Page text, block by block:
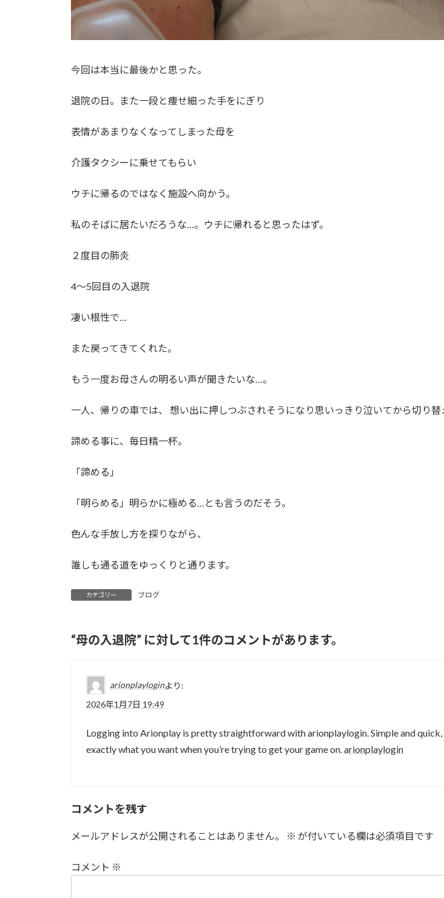
今回は本当に最後かと思った。
退院の日。また一段と痩せ細った手をにぎり
表情があまりなくなってしまった母を
介護タクシーに乗せてもらい
ウチに帰るのではなく施設へ向かう。
私のそばに居たいだろうな…。ウチに帰れると思ったはず。
２度目の肺炎
4〜5回目の入退院
凄い根性で…
また戻ってきてくれた。
もう一度お母さんの明るい声が聞きたいな…。
一人、帰りの車では、 想い出に押しつぶされそうになり思いっきり泣いてから切り替
諦める事に、毎日精一杯。
「諦める」
「明らめる」明らかに極める…とも言うのだそう。
色んな手放し方を探りながら、
誰しも通る道をゆっくりと通ります。
カテゴリー ブログ
“母の入退院” に対して1件のコメントがあります。
arionplayloginより:
2026年1月7日 19:49
Logging into Arionplay is pretty straightforward with arionplaylogin. Simple and quick,
exactly what you want when you’re trying to get your game on. arionplaylogin
コメントを残す
メールアドレスが公開されることはありません。 ※ が付いている欄は必須項目です
コメント ※